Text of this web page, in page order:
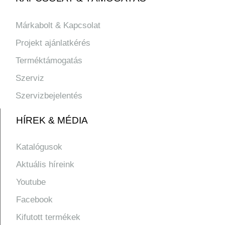
Márkabolt & Kapcsolat
Projekt ajánlatkérés
Terméktámogatás
Szerviz
Szervizbejelentés
HÍREK & MÉDIA
Katalógusok
Aktuális híreink
Youtube
Facebook
Kifutott termékek